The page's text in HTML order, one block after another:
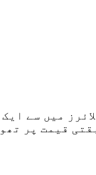
میں سے
قیمت پر